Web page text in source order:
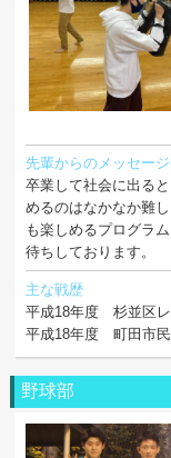
先輩からのメッセージ
卒業して社会に出る
めるのはなかなか難
も楽しめるプログラ
待ちしております。
主な戦歴
平成18年度 杉並区
平成18年度 町田市
野球部